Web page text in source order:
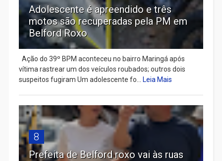
Adolescente é apreendido e três
motos são recuperadas pela PM em
Belford Roxo
Ação do 39º BPM aconteceu no bairro Maringá após
vítima rastrear um dos veículos roubados; outros dois
suspeitos fugiram Um adolescente fo...
Leia Mais
8
Prefeita de Belford roxo vai às ruas